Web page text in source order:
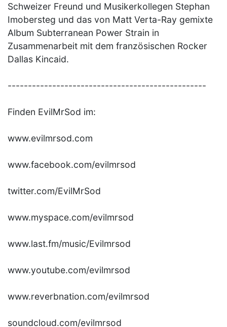
Schweizer Freund und Musikerkollegen Stephan
Imobersteg und das von Matt Verta-Ray gemixte
Album Subterranean Power Strain in
Zusammenarbeit mit dem französischen Rocker
Dallas Kincaid.
-------------------------------------------------
Finden EvilMrSod im:
www.evilmrsod.com
www.facebook.com/evilmrsod
twitter.com/EvilMrSod
www.myspace.com/evilmrsod
www.last.fm/music/Evilmrsod
www.youtube.com/evilmrsod
www.reverbnation.com/evilmrsod
soundcloud.com/evilmrsod